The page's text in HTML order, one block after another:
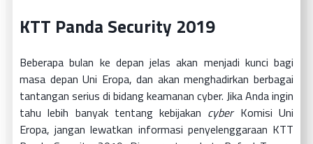
KTT Panda Security 2019
Beberapa bulan ke depan jelas akan menjadi kunci bagi
masa depan Uni Eropa, dan akan menghadirkan berbagai
tantangan serius di bidang keamanan cyber. Jika Anda ingin
tahu lebih banyak tentang kebijakan cyberKomisi Uni
Eropa, jangan lewatkan informasi penyelenggaraan KTT